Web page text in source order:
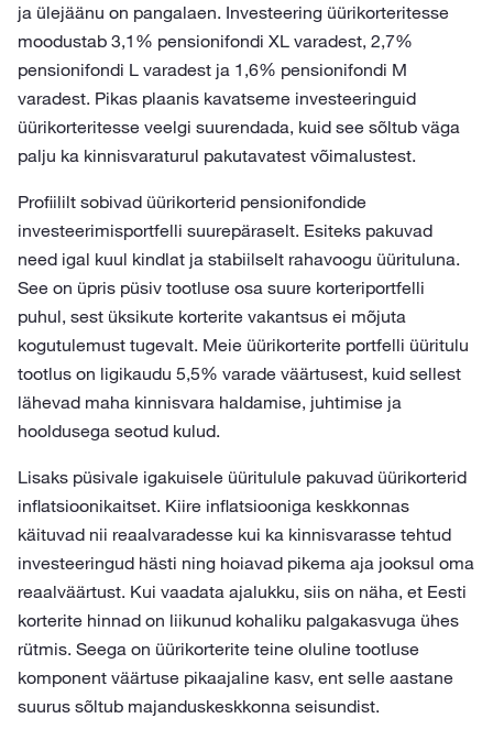
ja ülejäänu on pangalaen. Investeering üürikorteritesse
moodustab 3,1% pensionifondi XL varadest, 2,7%
pensionifondi L varadest ja 1,6% pensionifondi M
varadest. Pikas plaanis kavatseme investeeringuid
üürikorteritesse veelgi suurendada, kuid see sõltub väga
palju ka kinnisvaraturul pakutavatest võimalustest.
Profiililt sobivad üürikorterid pensionifondide
investeerimisportfelli suurepäraselt. Esiteks pakuvad
need igal kuul kindlat ja stabiilselt rahavoogu üürituluna.
See on üpris püsiv tootluse osa suure korteriportfelli
puhul, sest üksikute korterite vakantsus ei mõjuta
kogutulemust tugevalt. Meie üürikorterite portfelli üüritulu
tootlus on ligikaudu 5,5% varade väärtusest, kuid sellest
lähevad maha kinnisvara haldamise, juhtimise ja
hooldusega seotud kulud.
Lisaks püsivale igakuisele üüritulule pakuvad üürikorterid
inflatsioonikaitset. Kiire inflatsiooniga keskkonnas
käituvad nii reaalvaradesse kui ka kinnisvarasse tehtud
investeeringud hästi ning hoiavad pikema aja jooksul oma
reaalväärtust. Kui vaadata ajalukku, siis on näha, et Eesti
korterite hinnad on liikunud kohaliku palgakasvuga ühes
rütmis. Seega on üürikorterite teine oluline tootluse
komponent väärtuse pikaajaline kasv, ent selle aastane
suurus sõltub majanduskeskkonna seisundist.